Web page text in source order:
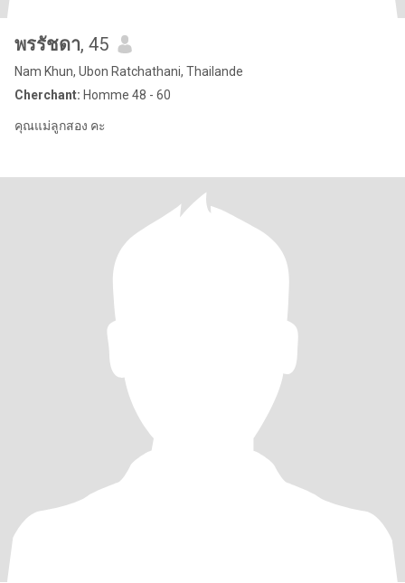
พรรัชดา, 45
Nam Khun, Ubon Ratchathani, Thailande
Cherchant: Homme 48 - 60
คุณแม่ลูกสอง คะ